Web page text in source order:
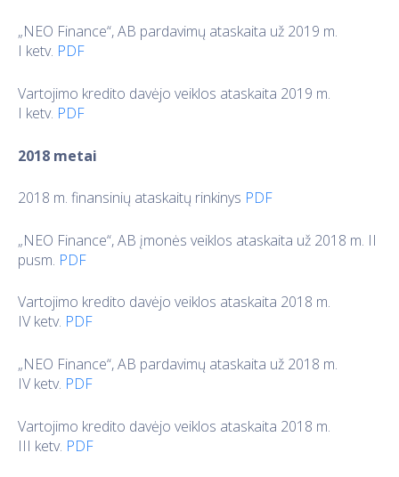
„NEO Finance“, AB pardavimų ataskaita už 2019 m.
I ketv. PDF
Vartojimo kredito davėjo veiklos ataskaita 2019 m.
I ketv. PDF
2018 metai
2018 m. finansinių ataskaitų rinkinys PDF
„NEO Finance“, AB įmonės veiklos ataskaita už 2018 m. II
pusm. PDF
Vartojimo kredito davėjo veiklos ataskaita 2018 m.
IV ketv. PDF
„NEO Finance“, AB pardavimų ataskaita už 2018 m.
IV ketv. PDF
Vartojimo kredito davėjo veiklos ataskaita 2018 m.
III ketv. PDF